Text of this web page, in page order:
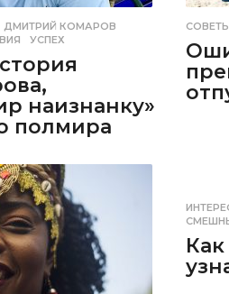
ДМИТРИЙ КОМАРОВ
,УСПЕХ
наизнанку»
полмира